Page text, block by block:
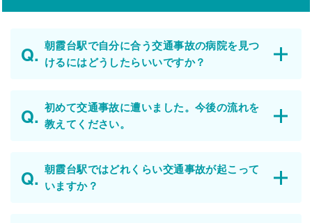
朝霞台駅で自分に合う交通事故の病院を見つ
けるにはどうしたらいいですか？
初めて交通事故に遭いました。今後の流れを
教えてください。
朝霞台駅ではどれくらい交通事故が起こって
いますか？